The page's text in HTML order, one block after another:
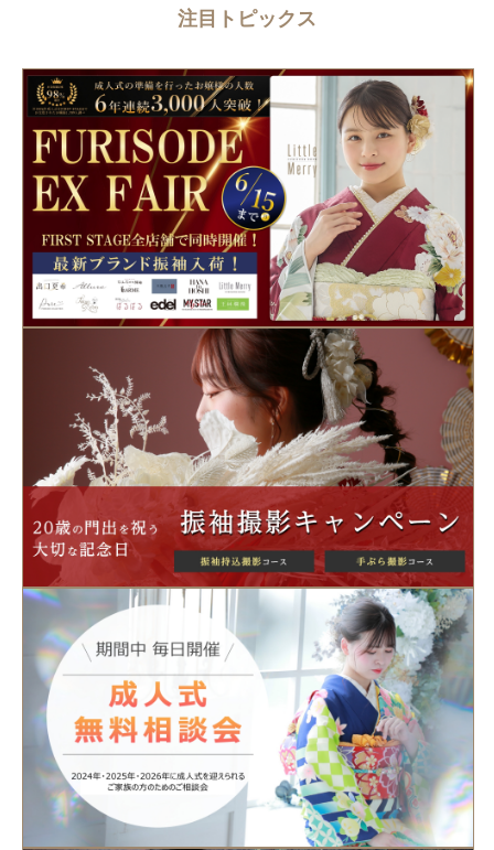
注目トピックス